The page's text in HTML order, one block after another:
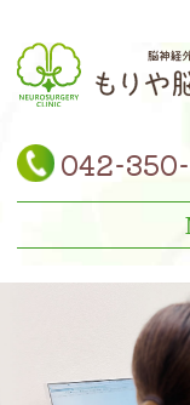
042-